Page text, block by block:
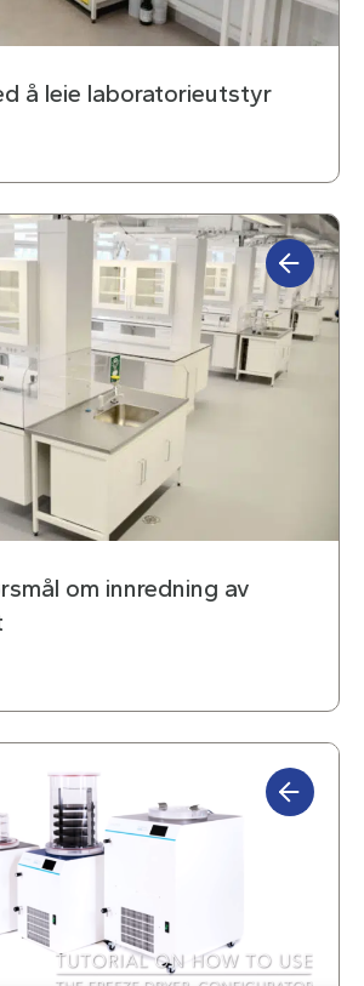
å leie laboratorieutstyr
om innredning av